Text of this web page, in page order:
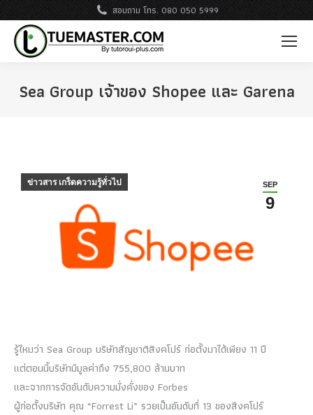
สอบถาม โทร. 080 050 5999
Sea Group เจ้าของ Shopee และ Garena
SEP
9
ข่าวสาร เกร็ดความรู้ทั่วไป
รู้ไหมว่า Sea Group บริษัทสัญชาติสิงคโปร์ ก่อตั้งมาได้เพียง 11 ปี
แต่ตอนนี้บริษัทมีมูลค่าถึง 755,800 ล้านบาท
และจากการจัดอันดับความมั่งคั่งของ Forbes
ผู้ก่อตั้งบริษัท คุณ “Forrest Li” รวยเป็นอันดับที่ 13 ของสิงคโปร์